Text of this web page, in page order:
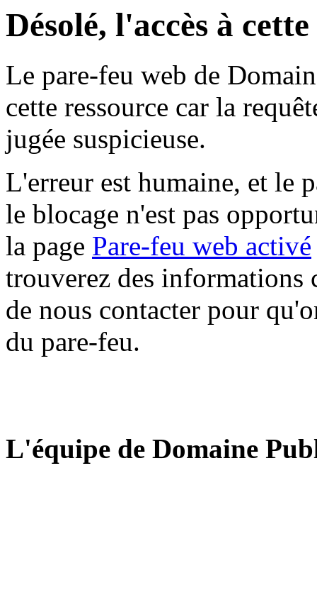
Désolé, l'accès à
Le pare-feu web de
cette ressource car la
jugée suspicieuse.
L'erreur est humaine, et le
le blocage n'est pas
la page Pare-feu web activé
trouverez des informations
de nous contacter pour
du pare-feu.
L'équipe de Domaine